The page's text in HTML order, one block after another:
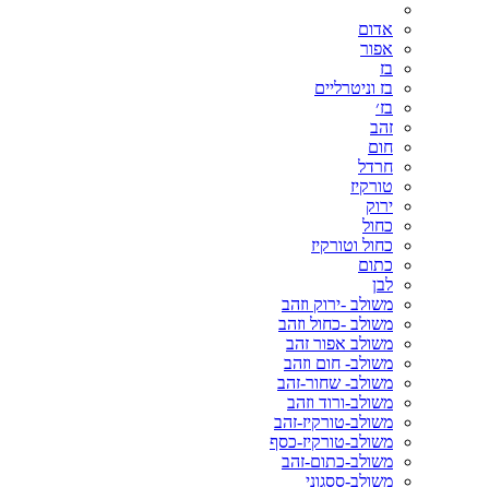
אדום
אפור
בז
בז וניטרליים
בז׳
זהב
חום
חרדל
טורקיז
ירוק
כחול
כחול וטורקיז
כתום
לבן
משולב -ירוק וזהב
משולב -כחול וזהב
משולב אפור זהב
משולב- חום וזהב
משולב- שחור-זהב
משולב-ורוד וזהב
משולב-טורקיז-זהב
משולב-טורקיז-כסף
משולב-כתום-זהב
משולב-ססגוני